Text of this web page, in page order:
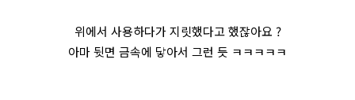
위에서 사용하다가 지릿했다고 했잖아요 ?
아마 뒷면 금속에 닿아서 그런 듯 ㅋㅋㅋㅋㅋ